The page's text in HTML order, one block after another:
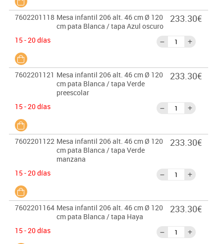
7602201118 Mesa infantil 206 alt. 46 cm Ø 120
cm pata Blanca / tapa Azul oscuro
15 - 20 días
233.30€
7602201121 Mesa infantil 206 alt. 46 cm Ø 120
cm pata Blanca / tapa Verde
preescolar
15 - 20 días
233.30€
7602201122 Mesa infantil 206 alt. 46 cm Ø 120
cm pata Blanca / tapa Verde
manzana
15 - 20 días
233.30€
7602201164 Mesa infantil 206 alt. 46 cm Ø 120
cm pata Blanca / tapa Haya
15 - 20 días
233.30€